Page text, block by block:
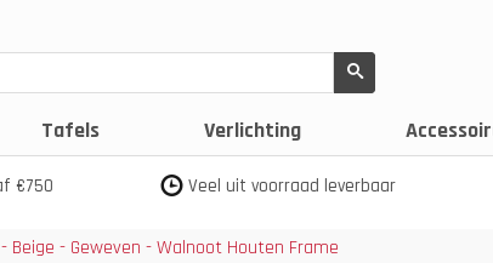
Tafels Verlichting
€750 Veel uit voorraad leverbaar
Beige - Geweven - Walnoot Houten Frame